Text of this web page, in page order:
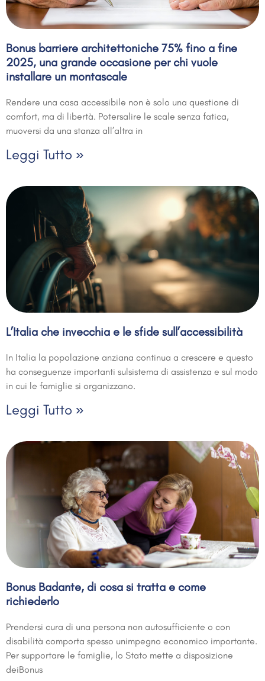
Bonus barriere architettoniche 75% fino a fine
2025, una grande occasione per chi vuole
installare un montascale
Rendere una casa accessibile non è solo una questione di
comfort, ma di libertà. Potersalire le scale senza fatica,
muoversi da una stanza all’altra in
Leggi Tutto »
L’Italia che invecchia e le sfide sull’accessibilità
In Italia la popolazione anziana continua a crescere e questo
ha conseguenze importanti sulsistema di assistenza e sul modo
in cui le famiglie si organizzano.
Leggi Tutto »
Bonus Badante, di cosa si tratta e come
richiederlo
Prendersi cura di una persona non autosufficiente o con
disabilità comporta spesso unimpegno economico importante.
Per supportare le famiglie, lo Stato mette a disposizione
deiBonus